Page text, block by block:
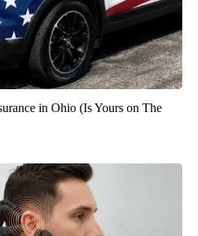
in Ohio (Is Yours on The